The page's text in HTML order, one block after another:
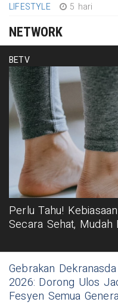
LIFESTYLE 5 hari
NETWORK
BETV
Perlu Tahu!
Secara Sehat, Mudah
Gebrakan
2026: Dorong Ulos
Fesyen Semua